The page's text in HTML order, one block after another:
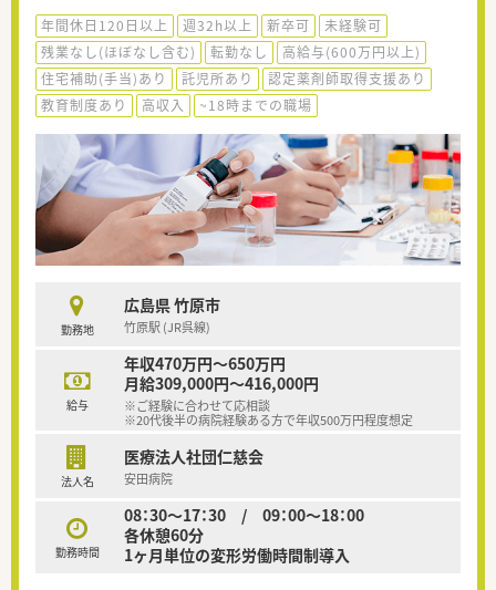
年間休日120日以上 週32h以上 新卒可
未経験可
残業なし(ほぼなし含む)
転勤なし
高給与(600万円以上)
住宅補助(手当)あり
託児所あり
認定薬剤師取得支援あり
教育制度あり
高収入 ~18時までの職場
勤務地
広島県 竹原市
竹原駅 (JR呉線)
給与
年収470万円～650万円
月給309,000円～416,000円
※ご経験に合わせて応相談
※20代後半の病院経験ある方で年収500万円程度想定
法人名
医療法人社団仁慈会
安田病院
勤務時間
08：30～17：30 / 09：00～18：00
各休憩60分
1ヶ月単位の変形労働時間制導入